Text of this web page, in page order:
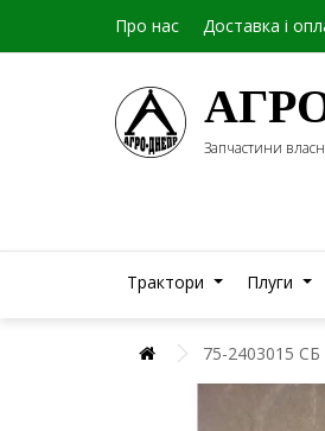
Про нас Доставка і
Запчастини
Трактори Плуги
75-2403015